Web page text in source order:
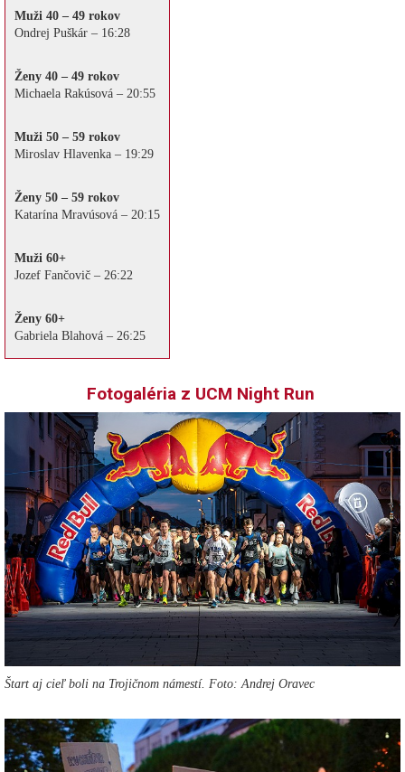
Muži 40 – 49 rokov
Ondrej Puškár – 16:28
Ženy 40 – 49 rokov
Michaela Rakúsová – 20:55
Muži 50 – 59 rokov
Miroslav Hlavenka – 19:29
Ženy 50 – 59 rokov
Katarína Mravúsová – 20:15
Muži 60+
Jozef Fančovič – 26:22
Ženy 60+
Gabriela Blahová – 26:25
Fotogaléria z UCM Night Run
Štart aj cieľ boli na Trojičnom námestí. Foto: Andrej Oravec